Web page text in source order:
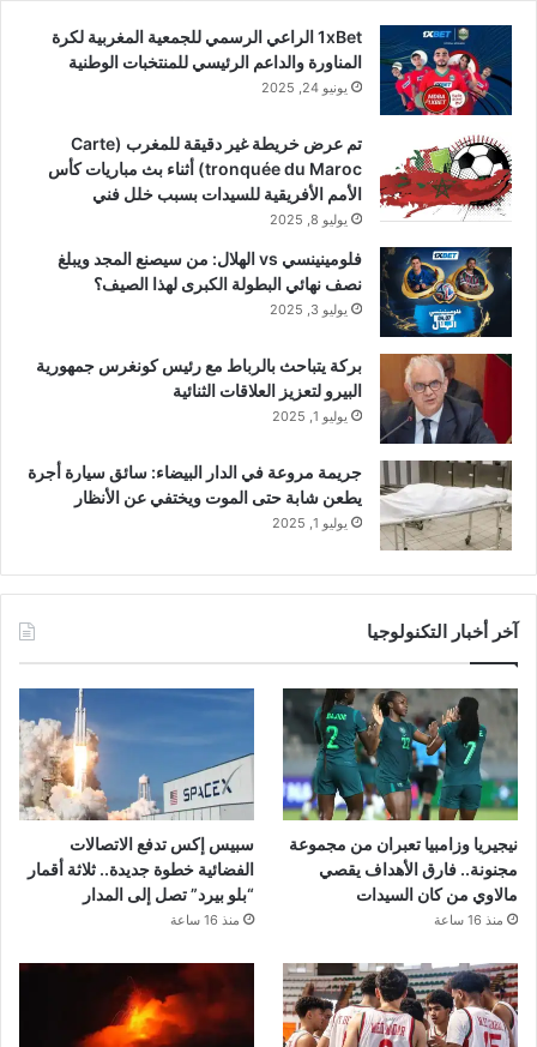
1xBet الراعي الرسمي للجمعية المغربية لكرة
المناورة والداعم الرئيسي للمنتخبات الوطنية
يونيو 24, 2025
تم عرض خريطة غير دقيقة للمغرب (Carte
tronquée du Maroc) أثناء بث مباريات كأس
الأمم الأفريقية للسيدات بسبب خلل فني
يوليو 8, 2025
فلومينينسي vs الهلال: من سيصنع المجد ويبلغ
نصف نهائي البطولة الكبرى لهذا الصيف؟
يوليو 3, 2025
بركة يتباحث بالرباط مع رئيس كونغرس جمهورية
البيرو لتعزيز العلاقات الثنائية
يوليو 1, 2025
جريمة مروعة في الدار البيضاء: سائق سيارة أجرة
يطعن شابة حتى الموت ويختفي عن الأنظار
يوليو 1, 2025
آخر أخبار التكنولوجيا
نيجيريا وزامبيا تعبران من مجموعة
مجنونة.. فارق الأهداف يقصي
مالاوي من كان السيدات
منذ 16 ساعة
سبيس إكس تدفع الاتصالات
الفضائية خطوة جديدة.. ثلاثة أقمار
“بلو بيرد” تصل إلى المدار
منذ 16 ساعة